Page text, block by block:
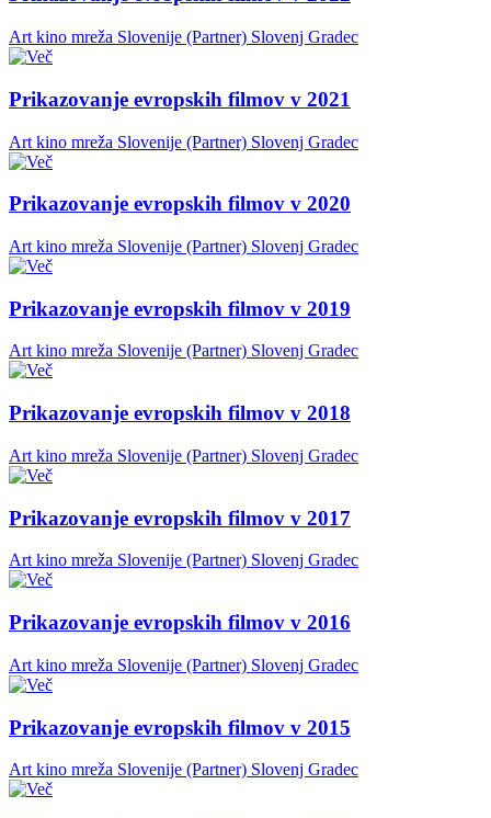
Art kino mreža Slovenije (Partner) Slovenj Gradec
Prikazovanje evropskih filmov v 2021
Art kino mreža Slovenije (Partner) Slovenj Gradec
Prikazovanje evropskih filmov v 2020
Art kino mreža Slovenije (Partner) Slovenj Gradec
Prikazovanje evropskih filmov v 2019
Art kino mreža Slovenije (Partner) Slovenj Gradec
Prikazovanje evropskih filmov v 2018
Art kino mreža Slovenije (Partner) Slovenj Gradec
Prikazovanje evropskih filmov v 2017
Art kino mreža Slovenije (Partner) Slovenj Gradec
Prikazovanje evropskih filmov v 2016
Art kino mreža Slovenije (Partner) Slovenj Gradec
Prikazovanje evropskih filmov v 2015
Art kino mreža Slovenije (Partner) Slovenj Gradec